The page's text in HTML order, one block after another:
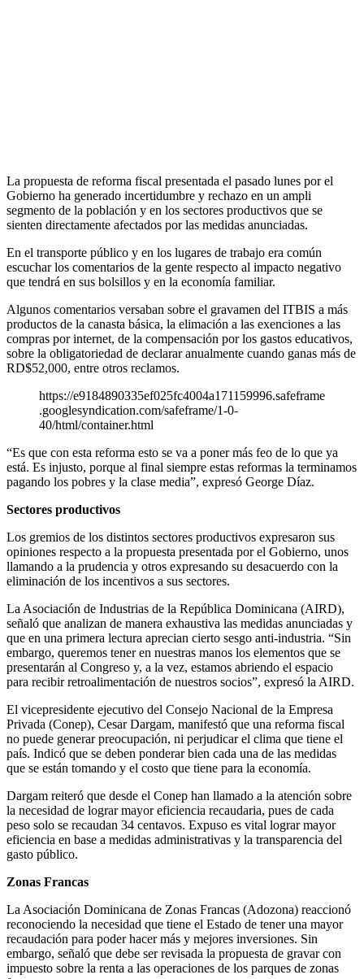
La propuesta de reforma fiscal presentada el pasado lunes por el
Gobierno ha generado incertidumbre y rechazo en un ampli
segmento de la población y en los sectores productivos que se
sienten directamente afectados por las medidas anunciadas.
En el transporte público y en los lugares de trabajo era común
escuchar los comentarios de la gente respecto al impacto negativo
que tendrá en sus bolsillos y en la economía familiar.
Algunos comentarios versaban sobre el gravamen del ITBIS a más
productos de la canasta básica, la elimación a las exenciones a las
compras por internet, de la compensación por los gastos educativos,
sobre la obligatoriedad de declarar anualmente cuando ganas más de
RD$52,000, entre otros reclamos.
https://e9184890335ef025fc4004a171159996.safeframe
.googlesyndication.com/safeframe/1-0-
40/html/container.html
“Es que con esta reforma esto se va a poner más feo de lo que ya
está. Es injusto, porque al final siempre estas reformas la terminamos
pagando los pobres y la clase media”, expresó George Díaz.
Sectores productivos
Los gremios de los distintos sectores productivos expresaron sus
opiniones respecto a la propuesta presentada por el Gobierno, unos
llamando a la prudencia y otros expresando su desacuerdo con la
eliminación de los incentivos a sus sectores.
La Asociación de Industrias de la República Dominicana (AIRD),
señaló que analizan de manera exhaustiva las medidas anunciadas y
que en una primera lectura aprecian cierto sesgo anti-industria. “Sin
embargo, queremos tener en nuestras manos los elementos que se
presentarán al Congreso y, a la vez, estamos abriendo el espacio
para recibir retroalimentación de nuestros socios”, expresó la AIRD.
El vicepresidente ejecutivo del Consejo Nacional de la Empresa
Privada (Conep), Cesar Dargam, manifestó que una reforma fiscal
no puede generar preocupación, ni perjudicar el clima que tiene el
país. Indicó que se deben ponderar bien cada una de las medidas
que se están tomando y el costo que tiene para la economía.
Dargam reiteró que desde el Conep han llamado a la atención sobre
la necesidad de lograr mayor eficiencia recaudaria, pues de cada
peso solo se recaudan 34 centavos. Expuso es vital lograr mayor
eficiencia en base a medidas administrativas y la transparencia del
gasto público.
Zonas Francas
La Asociación Dominicana de Zonas Francas (Adozona) reaccionó
reconociendo la necesidad que tiene el Estado de tener una mayor
recaudación para poder hacer más y mejores inversiones. Sin
embargo, señaló que debe ser revisada la propuesta de gravar con
impuesto sobre la renta a las operaciones de los parques de zonas